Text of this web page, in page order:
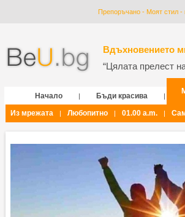
Препоръчано - Моят стил -
Вдъхновението
“Цялата прелест
Начало | Бъди красива |
Из мрежата
| Любопитно | 01.00 a.m. |